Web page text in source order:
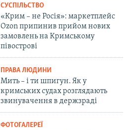
СУСПІЛЬСТВО
«Крим – не Росія»: маркетплейс
Ozon припинив прийом нових
замовлень на Кримському
півострові
ПРАВА ЛЮДИНИ
Мить – і ти шпигун. Як у
кримських судах розглядають
звинувачення в держзраді
ФОТОГАЛЕРЕЇ